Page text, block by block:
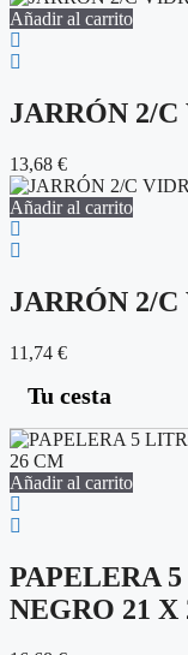
Añadir al carrito
JARRÓN 2/
13,68 €
Añadir al carrito
JARRÓN 2/
11,74 €
Tu cesta
Añadir al carrito
PAPELERA
NEGRO 21 X